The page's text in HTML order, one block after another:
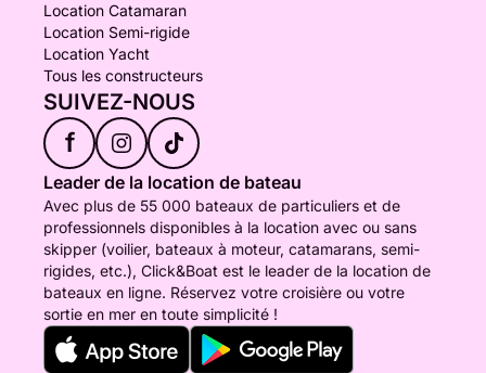
Location Catamaran
Location Semi-rigide
Location Yacht
Tous les constructeurs
SUIVEZ-NOUS
f
Leader de la location de bateau
Avec plus de 55 000 bateaux de particuliers et de
professionnels disponibles à la location avec ou sans
skipper (voilier, bateaux à moteur, catamarans, semi-
rigides, etc.), Click&Boat est le leader de la location de
bateaux en ligne. Réservez votre croisière ou votre
sortie en mer en toute simplicité !